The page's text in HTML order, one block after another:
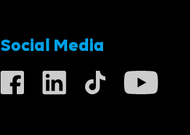
Social Media